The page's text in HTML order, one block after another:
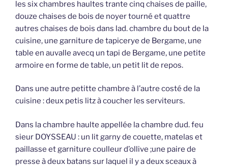
les six chambres haultes trante cinq chaises de paille,
douze chaises de bois de noyer tourné et quattre
autres chaises de bois dans lad. chambre du bout de la
cuisine, une garniture de tapicerye de Bergame, une
table en auvalle avecq un tapi de Bergame, une petite
armoire en forme de table, un petit lit de repos.
Dans une autre petitte chambre à l’autre costé de la
cuisine : deux petis litz à coucher les serviteurs.
Dans la chambre haulte appellée la chambre dud. feu
sieur DOYSSEAU : un lit garny de couette, matelas et
paillasse et garniture coulleur d’ollive ;une paire de
presse à deux batans sur laquel il y a deux sceaux à